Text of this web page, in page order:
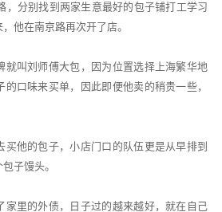
，分别找到两家生意最好的包子铺打工学习
他在南京路再次开了店。
就叫刘师傅大包，因为位置选择上海繁华地
口味来买单，因此即便他卖的稍贵一些，
买他的包子，小店门口的队伍更是从早排到
子馒头。
家里的外债，日子过的越来越好，就在自己